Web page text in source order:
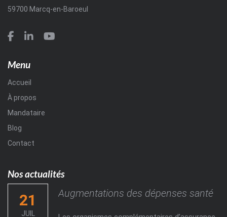
59700 Marcq-en-Baroeul
Menu
Accueil
À propos
Mandataire
Blog
Contact
Nos actualités
21
JUIL
Augmentations des dépenses santé